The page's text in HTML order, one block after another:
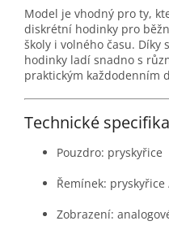
Model je vhodný pro ty,
diskrétní hodinky pro
školy i volného času.
hodinky ladí snadno s
praktickým každodenním
Technické
Pouzdro: pryskyřice
Řemínek:
Zobrazení: